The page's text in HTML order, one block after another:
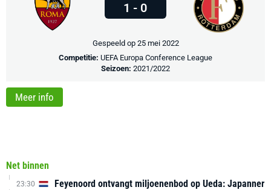
Net binnen
23:30
Feyenoord ontvangt miljoenenbod op Ueda: Japanner
1 - 0
Gespeeld op 25 mei 2022
Competitie: UEFA Europa Conference League
Seizoen: 2021/2022
Meer info